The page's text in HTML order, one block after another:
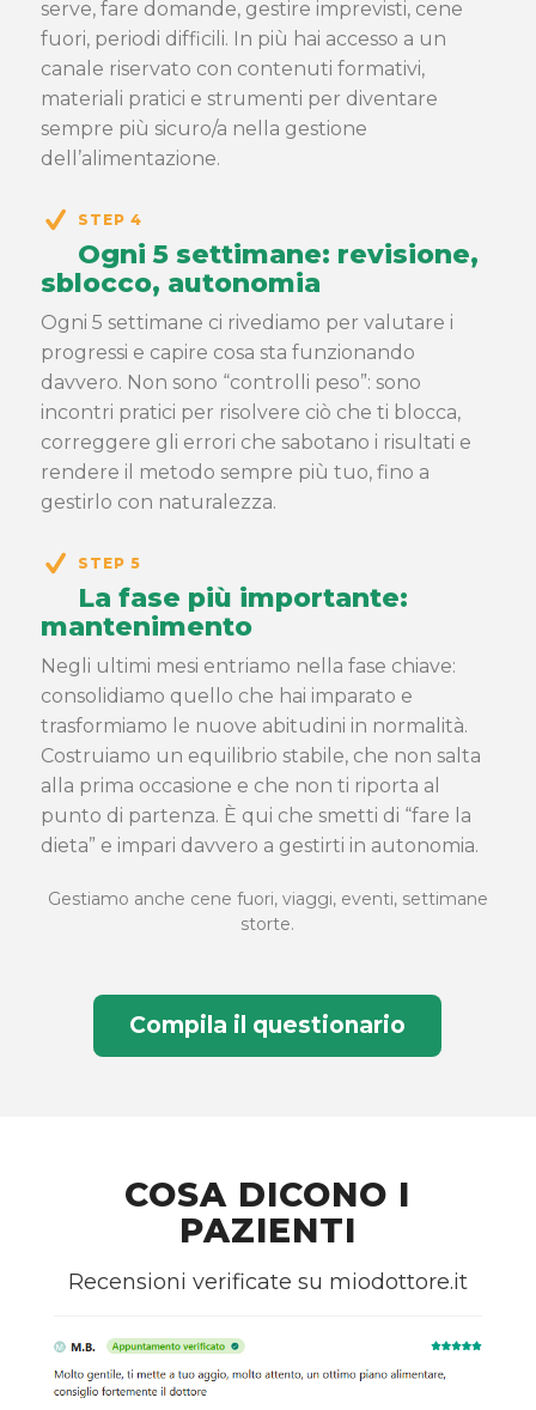
serve, fare domande, gestire imprevisti, cene
fuori, periodi difficili. In più hai accesso a un
canale riservato con contenuti formativi,
materiali pratici e strumenti per diventare
sempre più sicuro/a nella gestione
dell’alimentazione.
STEP 4
Ogni 5 settimane: revisione,
sblocco, autonomia
Ogni 5 settimane ci rivediamo per valutare i
progressi e capire cosa sta funzionando
davvero. Non sono “controlli peso”: sono
incontri pratici per risolvere ciò che ti blocca,
correggere gli errori che sabotano i risultati e
rendere il metodo sempre più tuo, fino a
gestirlo con naturalezza.
STEP 5
La fase più importante:
mantenimento
Negli ultimi mesi entriamo nella fase chiave:
consolidiamo quello che hai imparato e
trasformiamo le nuove abitudini in normalità.
Costruiamo un equilibrio stabile, che non salta
alla prima occasione e che non ti riporta al
punto di partenza. È qui che smetti di “fare la
dieta” e impari davvero a gestirti in autonomia.
Gestiamo anche cene fuori, viaggi, eventi, settimane
storte.
Compila il questionario
COSA DICONO I
PAZIENTI
Recensioni verificate su miodottore.it